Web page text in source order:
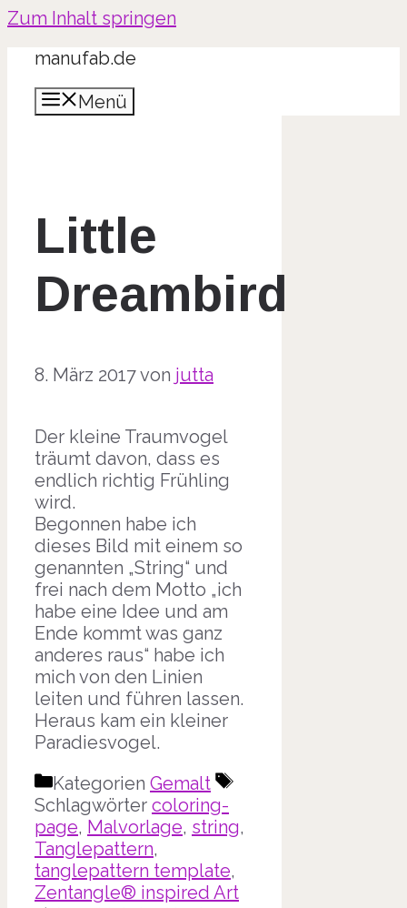
Zum Inhalt springen
manufab.de
Menü
Little
Dreambird
8. März 2017von jutta
Der kleine Traumvogel
träumt davon, dass es
endlich richtig Frühling
wird.
Begonnen habe ich
dieses Bild mit einem so
genannten „String“ und
frei nach dem Motto „ich
habe eine Idee und am
Ende kommt was ganz
anderes raus“ habe ich
mich von den Linien
leiten und führen lassen.
Heraus kam ein kleiner
Paradiesvogel.
Kategorien Gemalt
Schlagwörter coloring-
page, Malvorlage, string,
Tanglepattern,
tanglepattern template,
Zentangle® inspired Art